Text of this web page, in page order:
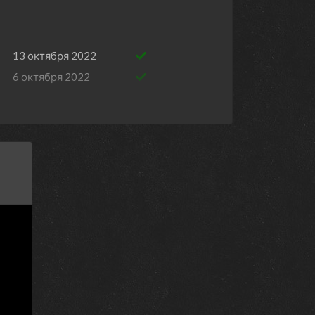
13 октября 2022
6 октября 2022
15 сентября 2022
1 сентября 2022